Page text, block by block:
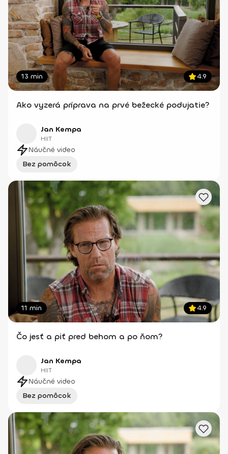
13 min 4.9
Ako vyzerá príprava na prvé bežecké podujatie?
Jan Kempa
HIIT
Náučné video
Bez pomôcok
11 min 4.9
Čo jesť a piť pred behom a po ňom?
Jan Kempa
HIIT
Náučné video
Bez pomôcok